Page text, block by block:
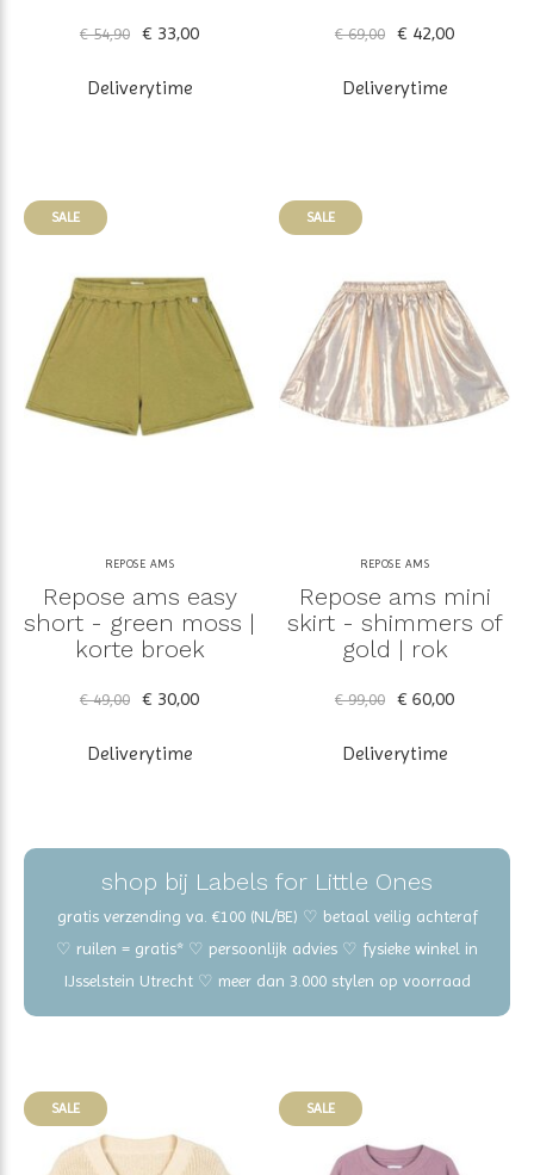
€ 54,90 € 33,00
Deliverytime
€ 69,00 € 42,00
Deliverytime
SALE
REPOSE AMS
Repose ams easy
short - green moss |
korte broek
€ 49,00 € 30,00
Deliverytime
SALE
REPOSE AMS
Repose ams mini
skirt - shimmers of
gold | rok
€ 99,00 € 60,00
Deliverytime
shop bij Labels for Little Ones
gratis verzending va. €100 (NL/BE) ♡ betaal veilig achteraf
♡ ruilen = gratis* ♡ persoonlijk advies ♡ fysieke winkel in
IJsselstein Utrecht ♡ meer dan 3.000 stylen op voorraad
SALE SALE